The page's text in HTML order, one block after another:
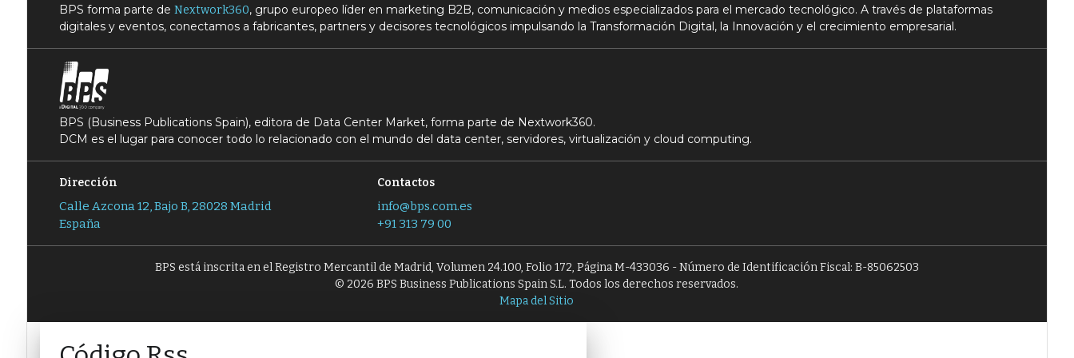
BPS forma parte de Nextwork360, grupo europeo líder en marketing B2B, comunicación y medios especializados para el mercado tecnológico. A través de plataformas
digitales y eventos, conectamos a fabricantes, partners y decisores tecnológicos impulsando la Transformación Digital, la Innovación y el crecimiento empresarial.
BPS (Business Publications Spain), editora de Data Center Market, forma parte de Nextwork360.
DCM es el lugar para conocer todo lo relacionado con el mundo del data center, servidores, virtualización y cloud computing.
Dirección
Calle Azcona 12, Bajo B, 28028 Madrid
España
Contactos
info@bps.com.es
+91 313 79 00
BPS está inscrita en el Registro Mercantil de Madrid, Volumen 24.100, Folio 172, Página M-433036 - Número de Identificación Fiscal: B-85062503
© 2026 BPS Business Publications Spain S.L. Todos los derechos reservados.
Mapa del Sitio